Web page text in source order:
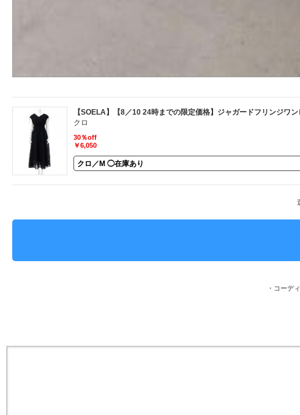
【SOELA】【8／10 24時までの限定価格】ジャガードフリンジワン
クロ
30％off
￥6,050
・コーデ